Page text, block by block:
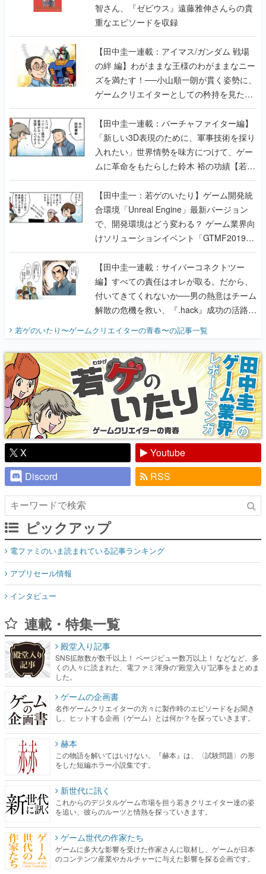
智さん、『ゼビウス』遠藤雅伸さんらの貴
重なエピソードを収録
【田中圭一連載：アイマス/ガンダム 戦場
の絆 編】わがままな王様のわがままなニー
ズを満たす！──小山順一朗が貫く姿勢に、
ゲームクリエイターとしての矜持を見た
【若ゲのいたり最終回】
【田中圭一連載：バーチャファイター編】
「新しい3D表現のために、軍事技術を採り
入れたい」世界情勢を味方につけて、ゲー
ムに革命をもたらした鈴木 裕の功績【若ゲ
のいたり】
【田中圭一：若ゲのいたり】ゲーム開発統
合環境「Unreal Engine」最新バージョン
で、開発環境はどう変わる？ ゲーム業界向
けソリューションイベント「GTMF2019」
に行って、より理解を深めよう【PR】
【田中圭一連載：サイバーコネクトツー
編】すべての責任はオレが取る。だから、
付いてきてくれないか──男の熱意はチーム
解散の危機を救い、『.hack』成功の活路を
『少年ジャンプ』色だった【若ゲのいた
り】
若ゲのいたり〜ゲームクリエイターの青春〜の記事一覧
X
Youtube
Discord
RSS
ピックアップ
電ファミのいま読まれている記事ランキング
アプリセール情報
インタビュー
連載・特集一覧
殿堂入り記事
SNS拡散数が数千以上！ ページビュー数万以上！ などなど。多
くの人々に読まれた、電ファミ渾身の“殿堂入り”記事をまとめま
した。
ゲームの企画書
名作ゲームクリエイターの方々に製作時のエピソードをお聞き
し、ヒットする企画（ゲーム）とは何か？を探っていきます。
赫本
この物語を解いてはいけない。『赫本』は、〈試験問題〉の形
をした短編ホラー小説集です。
新世代に訊く
これからのデジタルゲーム市場を担う若きクリエイター達の姿
を追い、彼らのルーツと情熱を探っていきます。
ゲーム世代の作家たち
ゲームに多大な影響を受けた作家さんに取材し、ゲームが日本
のコンテンツ産業やカルチャーに与えた影響を探る企画です。